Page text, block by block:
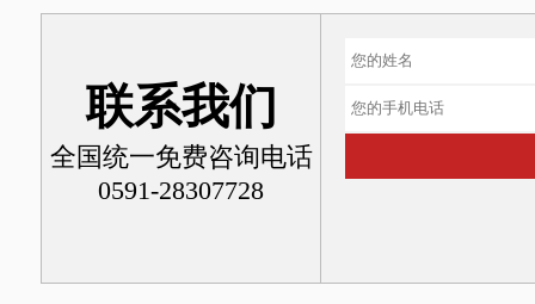
联系我们
全国统一免费咨询电话
0591-28307728